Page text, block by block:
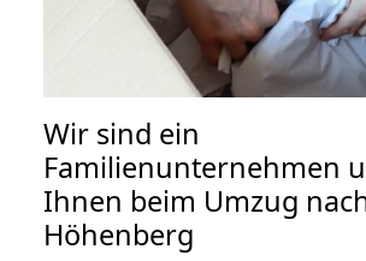
Wir sind ein
Familienunternehmen
Ihnen beim Umzug
Höhenberg